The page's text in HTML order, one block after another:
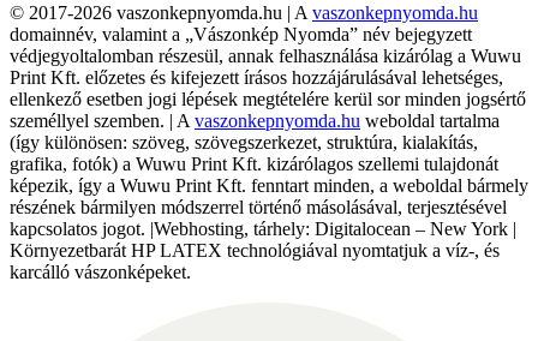
© 2017-2026 vaszonkepnyomda.hu | A vaszonkepnyomda.hu
domainnév, valamint a „Vászonkép Nyomda” név bejegyzett
védjegyoltalomban részesül, annak felhasználása kizárólag a Wuwu
Print Kft. előzetes és kifejezett írásos hozzájárulásával lehetséges,
ellenkező esetben jogi lépések megtételére kerül sor minden jogsértő
személlyel szemben. | A vaszonkepnyomda.hu weboldal tartalma
(így különösen: szöveg, szövegszerkezet, struktúra, kialakítás,
grafika, fotók) a Wuwu Print Kft. kizárólagos szellemi tulajdonát
képezik, így a Wuwu Print Kft. fenntart minden, a weboldal bármely
részének bármilyen módszerrel történő másolásával, terjesztésével
kapcsolatos jogot. |Webhosting, tárhely: Digitalocean – New York |
Környezetbarát HP LATEX technológiával nyomtatjuk a víz-, és
karcálló vászonképeket.